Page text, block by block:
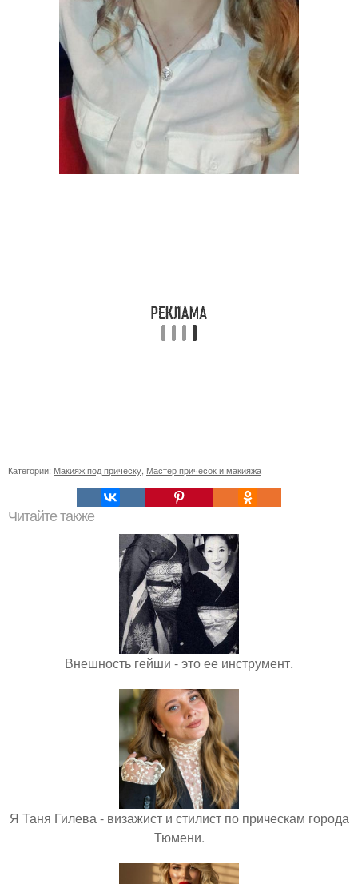
Категории: Макияж под прическу Мастер причесок и макияжа
Читайте также
Внешность гейши - это ее инструмент.
Я Таня Гилева - визажист и стилист по прическам города
Тюмени.